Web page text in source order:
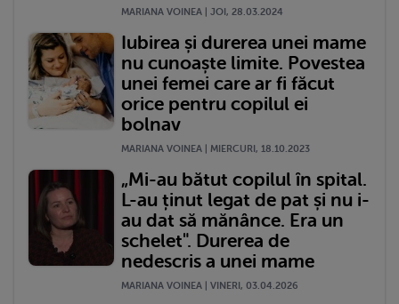
MARIANA VOINEA | JOI, 28.03.2024
Iubirea și durerea unei mame
nu cunoaște limite. Povestea
unei femei care ar fi făcut
orice pentru copilul ei
bolnav
MARIANA VOINEA | MIERCURI, 18.10.2023
„Mi-au bătut copilul în spital.
L-au ținut legat de pat și nu i-
au dat să mănânce. Era un
schelet". Durerea de
nedescris a unei mame
MARIANA VOINEA | VINERI, 03.04.2026